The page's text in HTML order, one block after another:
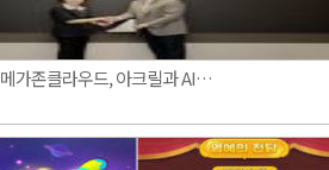
메가존클라우드, 아크릴과 AI…